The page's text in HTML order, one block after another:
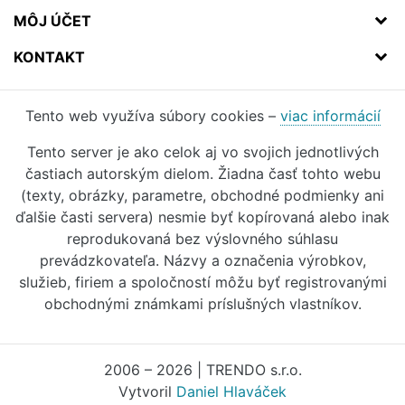
MÔJ ÚČET
KONTAKT
Tento web využíva súbory cookies – viac informácií
Tento server je ako celok aj vo svojich jednotlivých
častiach autorským dielom. Žiadna časť tohto webu
(texty, obrázky, parametre, obchodné podmienky ani
ďalšie časti servera) nesmie byť kopírovaná alebo inak
reprodukovaná bez výslovného súhlasu
prevádzkovateľa. Názvy a označenia výrobkov,
služieb, firiem a spoločností môžu byť registrovanými
obchodnými známkami príslušných vlastníkov.
2006 – 2026 | TRENDO s.r.o.
Vytvoril Daniel Hlaváček